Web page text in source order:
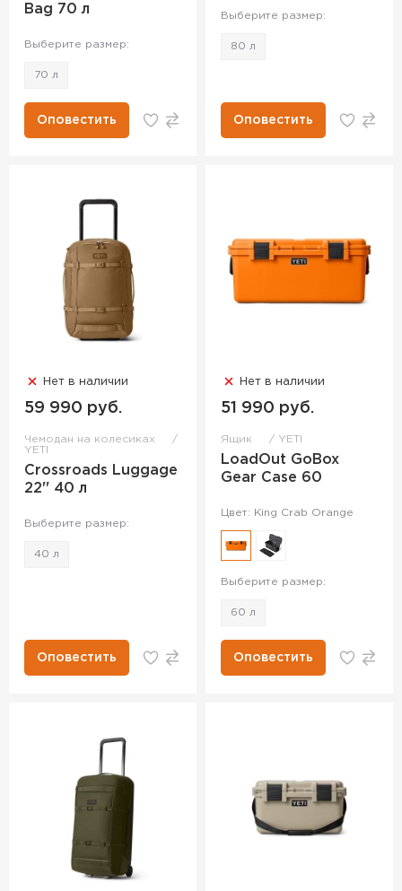
Bag 70 л
Выберите размер:
70 л
Оповестить
Выберите размер:
80 л
Оповестить
Нет в наличии
59 990 руб.
Чемодан на колесиках
YETI
Crossroads Luggage
22'' 40 л
Выберите размер:
40 л
Оповестить
Нет в наличии
51 990 руб.
Ящик YETI
LoadOut GoBox
Gear Case 60
Цвет: King Crab Orange
Выберите размер:
60 л
Оповестить